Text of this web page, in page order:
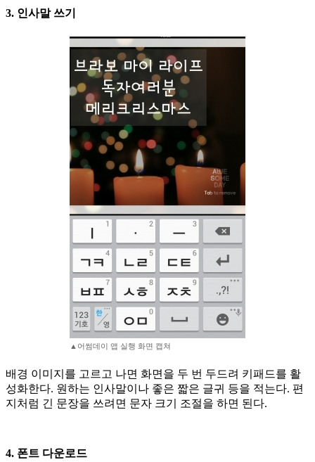
3. 인사말 쓰기
▲어썸데이 앱 실행 화면 캡쳐
배경 이미지를 고르고 나면 화면을 두 번 두드려 키패드를 활
성화한다. 원하는 인사말이나 좋은 짧은 글귀 등을 적는다. 편
지처럼 긴 문장을 쓰려면 문자 크기 조절을 하면 된다.
4. 폰트 다운로드